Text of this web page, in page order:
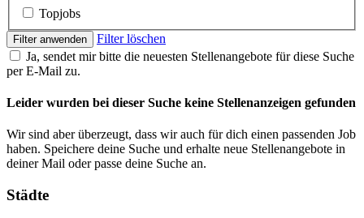
Topjobs
Filter anwenden
Filter löschen
Ja, sendet mir bitte die neuesten Stellenangebote für diese Suche
per E-Mail zu.
Leider wurden bei dieser Suche keine Stellenanzeigen gefunden
Wir sind aber überzeugt, dass wir auch für dich einen passenden Job
haben. Speichere deine Suche und erhalte neue Stellenangebote in
deiner Mail oder passe deine Suche an.
Städte